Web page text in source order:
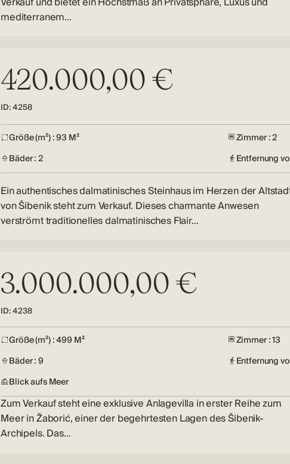
mediterranem…
420.000,00 €
ID: 4258
Größe (m²) : 93 M²
Zimmer : 2
Bäder : 2
Entfernung
Ein authentisches dalmatinisches Steinhaus im Herzen der
von Šibenik steht zum Verkauf. Dieses charmante Anwesen
verströmt traditionelles dalmatinisches Flair…
3.000.000,00 €
ID: 4238
Größe (m²) : 499 M²
Zimmer : 13
Bäder : 9
Entfernung
Blick aufs Meer
Zum Verkauf steht eine exklusive Anlagevilla in erster Reihe zum
Meer in Žaborić, einer der begehrtesten Lagen des Šibenik-
Archipels. Das…